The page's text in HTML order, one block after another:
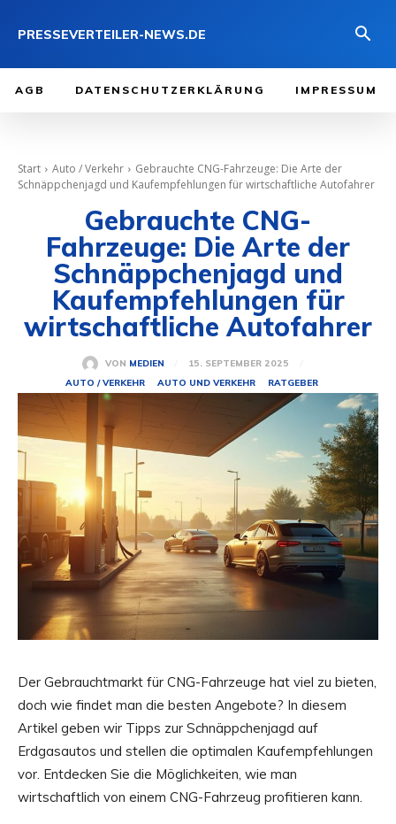
PRESSEVERTEILER-NEWS.DE
AGB DATENSCHUTZERKLÄRUNG IMPRESSUM
Start Auto / Verkehr
Gebrauchte CNG-Fahrzeuge: Die Arte der
Schnäppchenjagd und Kaufempfehlungen für wirtschaftliche Autofahrer
Gebrauchte CNG-
Fahrzeuge: Die Arte der
Schnäppchenjagd und
Kaufempfehlungen für
wirtschaftliche Autofahrer
VON MEDIEN
15. SEPTEMBER 2025
AUTO / VERKEHR
AUTO UND VERKEHR RATGEBER
Der Gebrauchtmarkt für CNG-Fahrzeuge hat viel zu bieten,
doch wie findet man die besten Angebote? In diesem
Artikel geben wir Tipps zur Schnäppchenjagd auf
Erdgasautos und stellen die optimalen Kaufempfehlungen
vor. Entdecken Sie die Möglichkeiten, wie man
wirtschaftlich von einem CNG-Fahrzeug profitieren kann.